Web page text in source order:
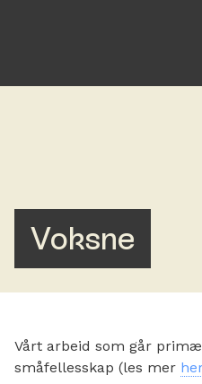
Kalender
Voksne
Vårt arbeid som går
småfellesskap (les mer her